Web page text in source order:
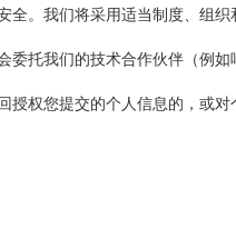
。我们将采用适当制度、组
委托我们的技术合作伙伴（例
授权您提交的个人信息的，或